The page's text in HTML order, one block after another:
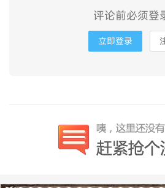
评论前必须登
立即登录